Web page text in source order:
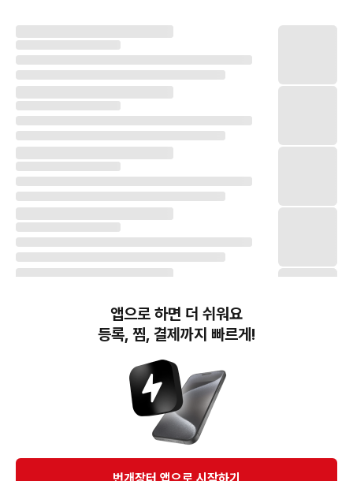
번개장터(주) 사업자정보, 이용약관 및 기타 법적고지
번개장터㈜는 통신판매중개자이며, 통신판매의 당사자가 아닙니다. 전자상거래 등에서의
소비자보호에 관한 법률 등 관련 법령 및 번개장터㈜의 약관에 따라 상품, 상품정보, 거래에 관한 책임은
개별 판매자에게 귀속하고, 번개장터㈜는 원칙적으로 회원간 거래에 대하여 책임을 지지 않습니다.
다만, 번개장터㈜가 직접 판매하는 상품에 대한 책임은 번개장터㈜에게 귀속합니다.
앱으로 하면 더 쉬워요
등록, 찜, 결제까지 빠르게!